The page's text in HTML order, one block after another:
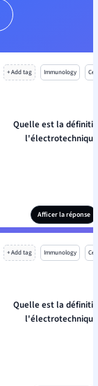
+ Add tag Immunology
Quelle est la
Afficer la réponse
+ Add tag Immunology
Quelle est la